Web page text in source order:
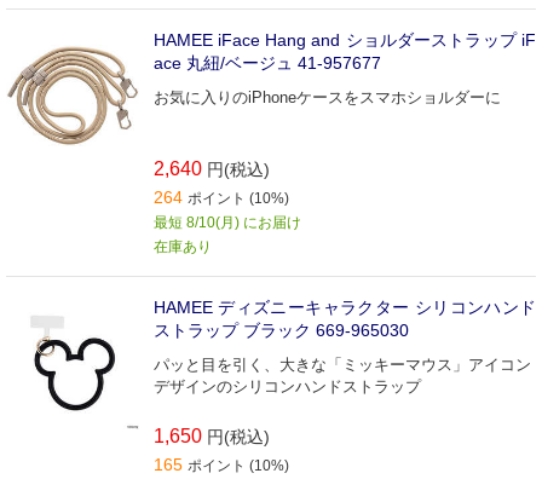
HAMEE iFace Hang and ショルダーストラップ iF
ace 丸紐/ベージュ 41-957677
お気に入りのiPhoneケースをスマホショルダーに
2,640 円(税込)
264 ポイント (10%)
最短 8/10(月) にお届け
在庫あり
HAMEE ディズニーキャラクター シリコンハンド
ストラップ ブラック 669-965030
パッと目を引く、大きな「ミッキーマウス」アイコン
デザインのシリコンハンドストラップ
1,650 円(税込)
165 ポイント (10%)